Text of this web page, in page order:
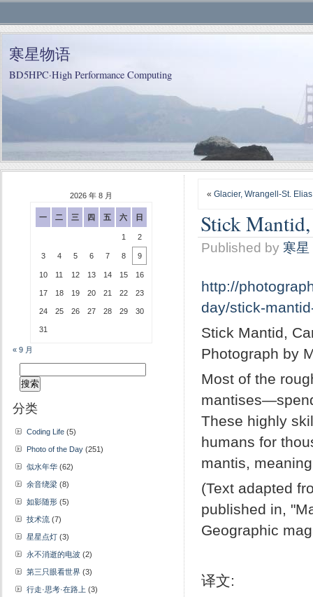
寒星物语
BD5HPC·High Performance Computing
« Glacier, Wrangell-St.
Stick
Published by 寒星
http://
day/stick-
Stick Mantid,
Photograph by
Most of the
These highly
humans for
mantis,
(Text adapted
published in,
Geographic
译文:
2026 年 8 月
一 二 三 四 五 六 日
1 2
3 4 5 6 7 8 9
10 11 12 13 14 15 16
17 18 19 20 21 22 23
24 25 26 27 28 29 30
31
« 9 月
索：
分类
Coding Life (5)
Photo of the Day (251)
似水年华 (62)
余音绕梁 (8)
如影随形 (5)
技术流 (7)
星星点灯 (3)
永不消逝的电波 (2)
第三只眼看世界 (3)
行走·思考·在路上 (3)